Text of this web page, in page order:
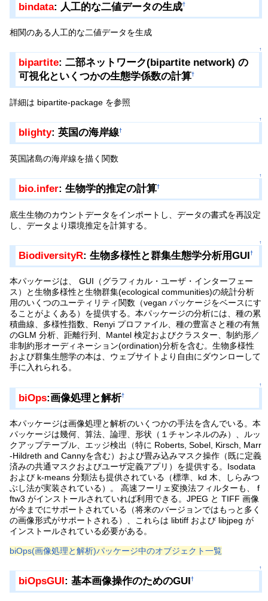
bindata: 人工的な二値データの生成†
相関のある人工的な二値データを生成
↑
bipartite: 二部ネットワーク(bipartite network) の
可視化といくつかの生態学係数の計算†
詳細は bipartite-package を参照
↑
blighty: 英国の海岸線†
英国諸島の海岸線を描く関数
↑
bio.infer: 生物学的推定の計算†
底生生物のカウントデータをインポートし、データの書式を再設定
し、データより環境推定を計算する。
↑
BiodiversityR: 生物多様性と群集生態学分析用GUI†
本パッケージは、 GUI（グラフィカル・ユーザ・インターフェー
ス）と生物多様性と生物群集(ecological communities)の統計分析
用のいくつのユーティリティ関数（vegan パッケージをベースにす
ることがよくある）を提供する。本パッケージの分析には、種の累
積曲線、多様性指数、Renyi プロファイル、種の豊富さと種の有無
のGLM 分析、距離行列、Mantel 検定およびクラスター、制約形／
非制約形オーディネーション(ordination)分析を含む。生物多様性
および群集生態学の本は、ウェブサイトより自由にダウンローして
手に入れられる。
↑
biOps:画像処理と解析†
本パッケージは画像処理と解析のいくつかの手法を含んでいる。本
パッケージは幾何、算法、論理、形状（１チャンネルのみ）、ルッ
クアップテーブル、エッジ検出（特に Roberts, Sobel, Kirsch, Marr
-Hildreth and Cannyを含む）および畳み込みマスク操作（既に定義
済みの共通マスクおよびユーザ定義アプリ）を提供する。Isodata
および k-means 分類法も提供されている（標準、kd 木、しらみつ
ぶし法が実装されている）。 高速フーリェ変換法フィルターも、 f
ftw3 がインストールされていれば利用できる。JPEG と TIFF 画像
が今までにサポートされている（将来のバージョンではもっと多く
の画像形式がサポートされる）、これらは libtiff および libjpeg が
インストールされている必要がある。
biOps(画像処理と解析)パッケージ中のオブジェクト一覧
↑
biOpsGUI : 基本画像操作のためのGUI†